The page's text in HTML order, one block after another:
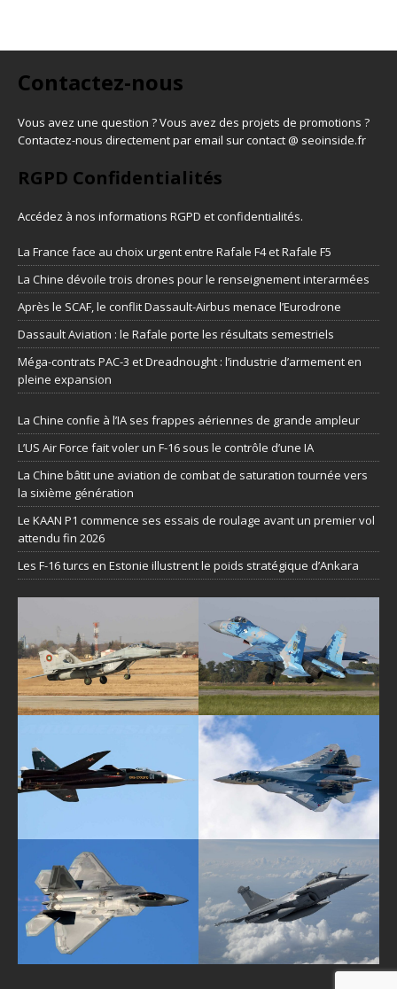
Contactez-nous
Vous avez une question ? Vous avez des projets de promotions ?
Contactez-nous directement par email sur contact @ seoinside.fr
RGPD Confidentialités
Accédez à nos informations RGPD et confidentialités.
La France face au choix urgent entre Rafale F4 et Rafale F5
La Chine dévoile trois drones pour le renseignement interarmées
Après le SCAF, le conflit Dassault-Airbus menace l’Eurodrone
Dassault Aviation : le Rafale porte les résultats semestriels
Méga-contrats PAC-3 et Dreadnought : l’industrie d’armement en
pleine expansion
La Chine confie à l’IA ses frappes aériennes de grande ampleur
L’US Air Force fait voler un F-16 sous le contrôle d’une IA
La Chine bâtit une aviation de combat de saturation tournée vers
la sixième génération
Le KAAN P1 commence ses essais de roulage avant un premier vol
attendu fin 2026
Les F-16 turcs en Estonie illustrent le poids stratégique d’Ankara